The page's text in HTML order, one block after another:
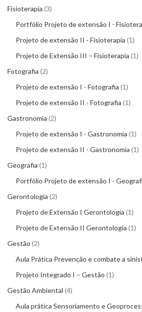
Fisioterapia 3
Portfólio Projeto de extensão I -
Projeto de extensão II - Fisioterapia 1
Projeto de Extensão III – Fisioterapia 1
Fotografia 2
Projeto de extensão I - Fotografia 1
Projeto de extensão II - Fotografia 1
Gastronomia 2
Projeto de extensão I - Gastronomia 1
Projeto de extensão II - Gastronomia 1
Geografia 1
Portfólio Projeto de extensão I -
Gerontologia 2
Projeto de Extensão I Gerontologia 1
Projeto de Extensão II Gerontologia 1
Gestão 2
Aula Prática Prevenção e combate a
Projeto Integrado I – Gestão 1
Gestão Ambiental 4
Aula prática Sensoriamento e